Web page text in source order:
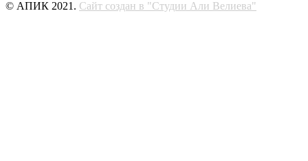
© АПИК 2021. Сайт создан в "Студии Али Велиева"